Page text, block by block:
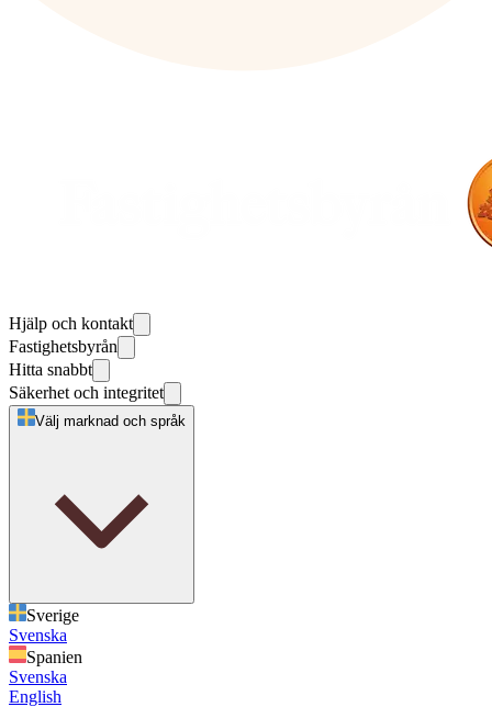
Hjälp och kontakt
Fastighetsbyrån
Hitta snabbt
Säkerhet och integritet
Välj marknad och språk
Sverige
Svenska
Spanien
Svenska
English